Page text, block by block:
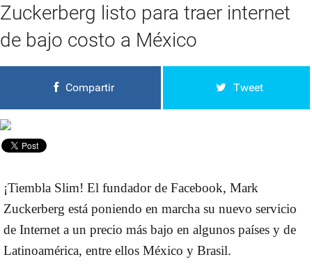
Zuckerberg listo para traer internet
de bajo costo a México
Compartir Tweet
¡Tiembla Slim! El fundador de Facebook, Mark
Zuckerberg está poniendo en marcha su nuevo servicio
de Internet a un precio más bajo en algunos países y de
Latinoamérica, entre ellos México y Brasil.